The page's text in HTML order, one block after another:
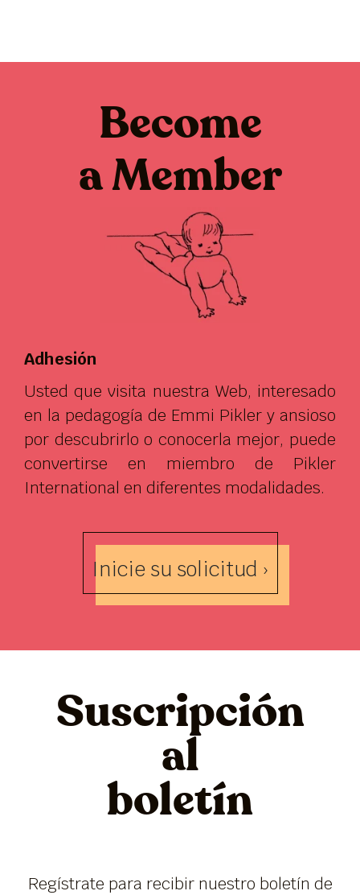
Become
a Member
Adhesión
Usted que visita nuestra Web, interesado
en la pedagogía de Emmi Pikler y ansioso
por descubrirlo o conocerla mejor, puede
convertirse en miembro de Pikler
International en diferentes modalidades.
Inicie su solicitud ›
Suscripción
al
boletín
Regístrate para recibir nuestro boletín de